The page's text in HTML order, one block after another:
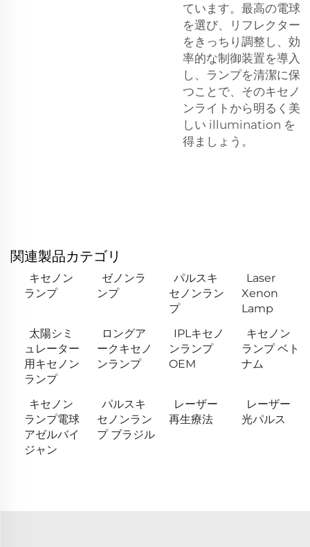
ています。最高の電球
を選び、リフレクター
をきっちり調整し、効
率的な制御装置を導入
し、ランプを清潔に保
つことで、そのキセノ
ンライトから明るく美
しい illumination を
得ましょう。
関連製品カテゴリ
キセノン
ランプ
ゼノンラ
ンプ
パルスキ
セノンラン
プ
Laser
Xenon
Lamp
太陽シミ
ュレーター
用キセノン
ランプ
ロングア
ークキセノ
ンランプ
IPLキセノ
ンランプ
OEM
キセノン
ランプ ベト
ナム
キセノン
ランプ電球
アゼルバイ
ジャン
パルスキ
セノンラン
プ ブラジル
レーザー
再生療法
レーザー
光パルス